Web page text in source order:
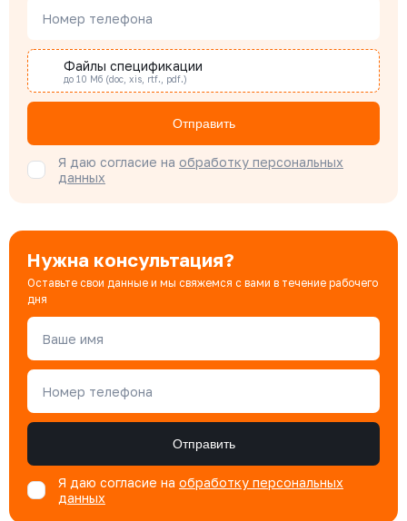
Наталья Гомонова
Бондарюк Евгения
Специалист отдела продаж
Номер телефона
Файлы спецификации
до 10 Мб (doc, xis, rtf., pdf.)
Отправить
Я даю согласие на обработку персональных
данных
Нужна консультация?
Оставьте свои данные и мы свяжемся с вами в течение рабочего
дня
Ваше имя
Номер телефона
Отправить
Я даю согласие на обработку персональных
данных